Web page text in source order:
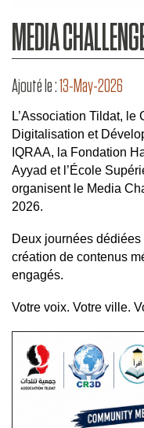
MEDIA
Ajouté le :13-May-2026
L’Association Tildat, le
Digitalisation et
IQRAA, la Fondation
Ayyad et l’École
organisent le Media
2026.
Deux journées
création de contenus
engagés.
Votre voix. Votre ville.